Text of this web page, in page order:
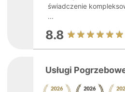
świadczenie
...
8.8
Usługi